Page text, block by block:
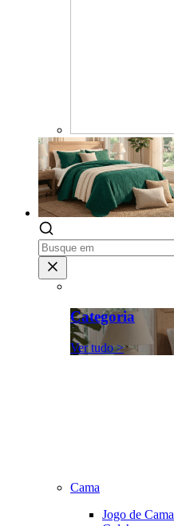
Categoria
Ver tudo >
Cama
Jogo de Cama